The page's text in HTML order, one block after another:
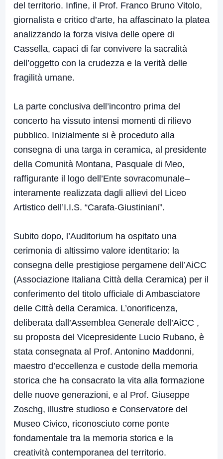
del territorio. Infine, il Prof. Franco Bruno Vitolo,
giornalista e critico d’arte, ha affascinato la platea
analizzando la forza visiva delle opere di
Cassella, capaci di far convivere la sacralità
dell’oggetto con la crudezza e la verità delle
fragilità umane.
La parte conclusiva dell’incontro prima del
concerto ha vissuto intensi momenti di rilievo
pubblico. Inizialmente si è proceduto alla
consegna di una targa in ceramica, al presidente
della Comunità Montana, Pasquale di Meo,
raffigurante il logo dell’Ente sovracomunale–
interamente realizzata dagli allievi del Liceo
Artistico dell’I.I.S. “Carafa-Giustiniani”.
Subito dopo, l’Auditorium ha ospitato una
cerimonia di altissimo valore identitario: la
consegna delle prestigiose pergamene dell’AiCC
(Associazione Italiana Città della Ceramica) per il
conferimento del titolo ufficiale di Ambasciatore
delle Città della Ceramica. L’onorificenza,
deliberata dall’Assemblea Generale dell’AiCC ,
su proposta del Vicepresidente Lucio Rubano, è
stata consegnata al Prof. Antonino Maddonni,
maestro d’eccellenza e custode della memoria
storica che ha consacrato la vita alla formazione
delle nuove generazioni, e al Prof. Giuseppe
Zoschg, illustre studioso e Conservatore del
Museo Civico, riconosciuto come ponte
fondamentale tra la memoria storica e la
creatività contemporanea del territorio.